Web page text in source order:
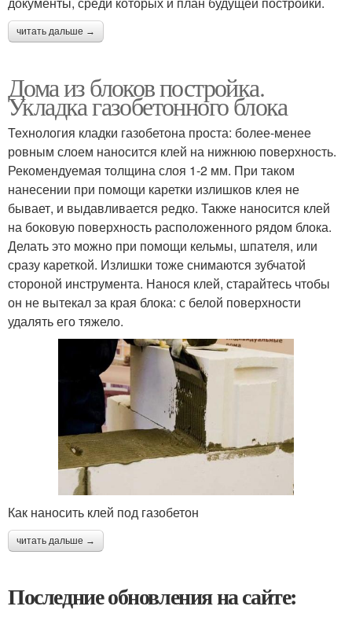
читать дальше →
Дома из блоков постройка.
Укладка газобетонного блока
Технология кладки газобетона проста: более-менее
ровным слоем наносится клей на нижнюю поверхность.
Рекомендуемая толщина слоя 1-2 мм. При таком
нанесении при помощи каретки излишков клея не
бывает, и выдавливается редко. Также наносится клей
на боковую поверхность расположенного рядом блока.
Делать это можно при помощи кельмы, шпателя, или
сразу кареткой. Излишки тоже снимаются зубчатой
стороной инструмента. Нанося клей, старайтесь чтобы
он не вытекал за края блока: с белой поверхности
удалять его тяжело.
Как наносить клей под газобетон
читать дальше →
Последние обновления на сайте: